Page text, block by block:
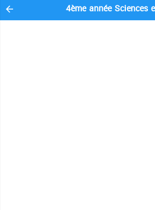
4ème année Sciences